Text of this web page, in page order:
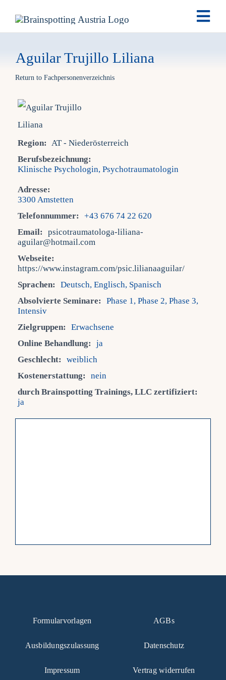
Aguilar Trujillo Liliana
Return to Fachpersonenverzeichnis
Region:
AT - Niederösterreich
Berufsbezeichnung:
Klinische Psychologin, Psychotraumatologin
Adresse:
3300 Amstetten
Telefonnummer:
+43 676 74 22 620
Email:
psicotraumatologa-liliana-
aguilar@hotmail.com
Webseite:
https://www.instagram.com/psic.lilianaaguilar/
Sprachen:
Deutsch, Englisch, Spanisch
Absolvierte Seminare:
Phase 1, Phase 2, Phase 3,
Intensiv
Zielgruppen:
Erwachsene
Online Behandlung:
ja
Geschlecht:
weiblich
Kostenerstattung:
nein
durch Brainspotting Trainings, LLC zertifiziert:
ja
Formularvorlagen
Ausbildungszulassung
Impressum
AGBs
Datenschutz
Vertrag widerrufen